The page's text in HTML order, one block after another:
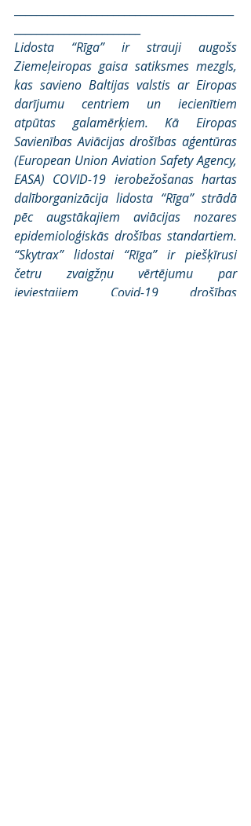
Lidosta “Rīga” ir strauji augošs
Ziemeļeiropas gaisa satiksmes mezgls,
kas savieno Baltijas valstis ar Eiropas
darījumu centriem un iecienītiem
atpūtas galamērķiem. Kā Eiropas
Savienības Aviācijas drošības aģentūras
(European Union Aviation Safety Agency,
EASA) COVID-19 ierobežošanas hartas
dalīborganizācija lidosta “Rīga” strādā
pēc augstākajiem aviācijas nozares
epidemioloģiskās drošības standartiem.
“Skytrax” lidostai “Rīga” ir piešķīrusi
četru zvaigžņu vērtējumu par
ieviestajiem Covid-19 drošības